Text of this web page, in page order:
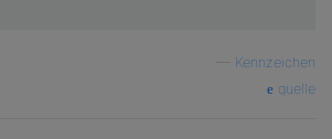
Kennzeichen
quelle